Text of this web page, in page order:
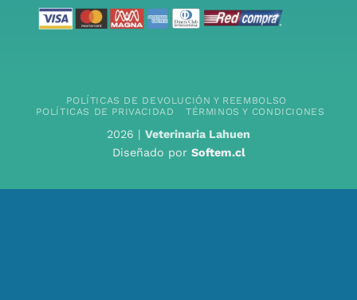
POLÍTICAS DE DEVOLUCIÓN Y REEMBOLSO
POLÍTICAS DE PRIVACIDAD
TÉRMINOS Y CONDICIONES
2026 | Veterinaria Lahuen
Diseñado por Softem.cl